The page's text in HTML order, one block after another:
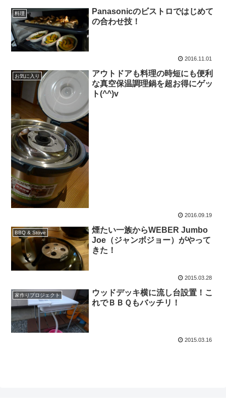
料理
Panasonicのビストロではじめて
の合わせ技！
2016.11.01
お気に入り
アウトドアも料理の時短にも便利
な真空保温調理鍋を超お得にゲッ
ト(^^)v
2016.09.19
BBQ & Stove
煙たい一族からWEBER Jumbo
Joe（ジャンボジョー）がやって
きた！
2015.03.28
家作りプロジェクト
ウッドデッキ横に流し台設置！こ
れでＢＢＱもバッチリ！
2015.03.16